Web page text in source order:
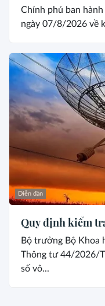
Chính phủ ban
ngày 07/8/2026 về
Diễn đàn
Quy định kiểm
Bộ trưởng Bộ Khoa
Thông tư 44/2026/
số vô...